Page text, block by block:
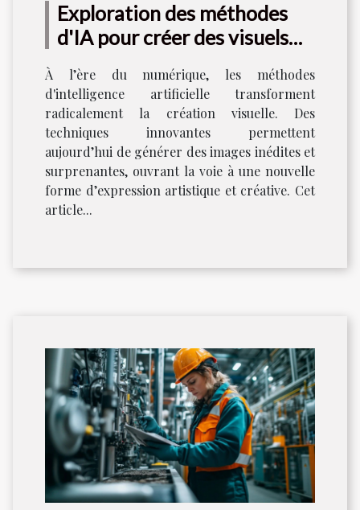
Exploration des méthodes
d'IA pour créer des visuels
À l’ère du numérique, les méthodes
d'intelligence artificielle transforment
radicalement la création visuelle. Des
techniques innovantes permettent
aujourd’hui de générer des images inédites et
surprenantes, ouvrant la voie à une nouvelle
forme d’expression artistique et créative. Cet
article...